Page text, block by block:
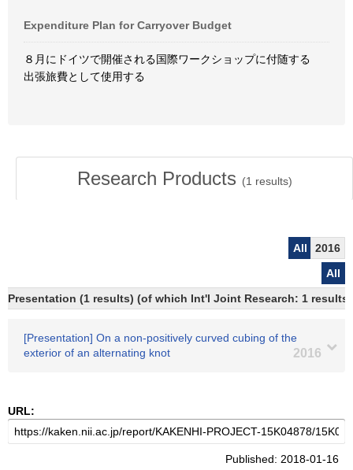
Expenditure Plan for Carryover Budget
８月にドイツで開催される国際ワークショップに付随する
出張旅費として使用する
Research Products (1 results)
All
2016
All
Presentation (1 results) (of which Int'l Joint Research: 1
[Presentation] On a non-positively curved cubing of the
exterior of an alternating knot
2016
URL:
Published: 2018-01-16